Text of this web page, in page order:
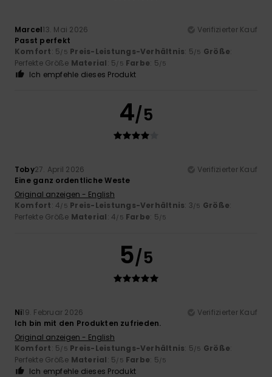
Marcel13. Mai 2026
Verifizierter Kauf
Passt perfekt
Komfort: 5/5 Preis-Leistungs-Verhältnis: 5/5 Größe:
Perfekte Größe Material: 5/5 Farbe: 5/5
Ich empfehle dieses Produkt
4/5
Toby27. April 2026
Verifizierter Kauf
Eine ganz ordentliche Weste
Original anzeigen - English
Komfort: 4/5 Preis-Leistungs-Verhältnis: 3/5 Größe:
Perfekte Größe Material: 4/5 Farbe: 5/5
5/5
Ni19. Februar 2026
Verifizierter Kauf
Ich bin mit den Produkten zufrieden.
Original anzeigen - English
Komfort: 5/5 Preis-Leistungs-Verhältnis: 5/5 Größe:
Perfekte Größe Material: 5/5 Farbe: 5/5
Ich empfehle dieses Produkt